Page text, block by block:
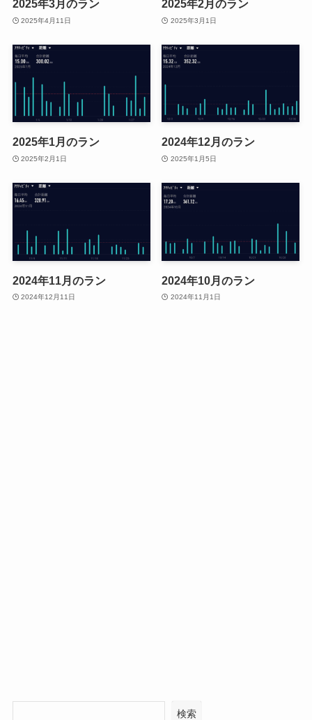
2025年3月のラン
2025年4月11日
2025年2月のラン
2025年3月1日
2025年1月のラン
2025年2月1日
2024年12月のラン
2025年1月5日
2024年11月のラン
2024年12月11日
2024年10月のラン
2024年11月1日
検索